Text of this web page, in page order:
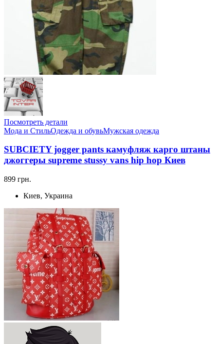
Посмотреть детали
Мода и СтильОдежда и обувьМужская одежда
SUBCIETY jogger pants камуфляж карго штаны
джоггеры supreme stussy vans hip hop Киев
899 грн.
Киев, Украина